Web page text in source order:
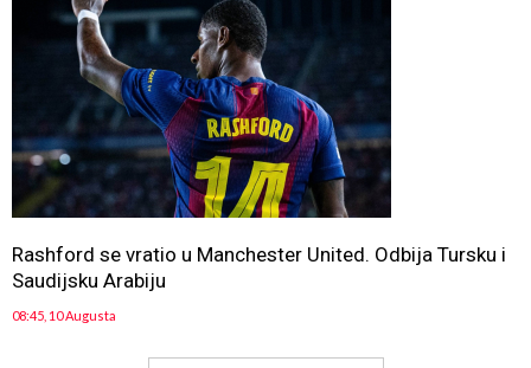
Rashford se vratio u Manchester United. Odbija Tursku i
Saudijsku Arabiju
08:45, 10 Augusta